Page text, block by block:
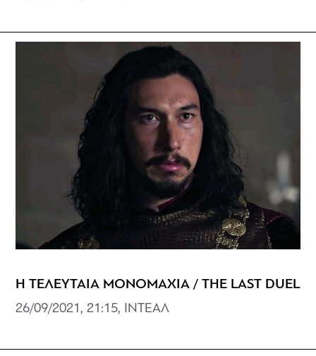
Η ΤΕΛΕΥΤΑΙΑ ΜΟΝΟΜΑΧΙΑ / THE LAST DUEL
26/09/2021, 21:15, ΙΝΤΕΑΛ